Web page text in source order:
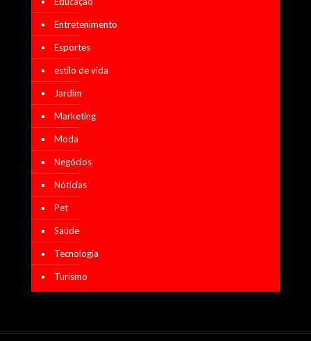
Entretenimento
Esportes
estilo de vida
Jardim
Marketing
Moda
Negócios
Nótícias
Pet
Saúde
Tecnologia
Turismo